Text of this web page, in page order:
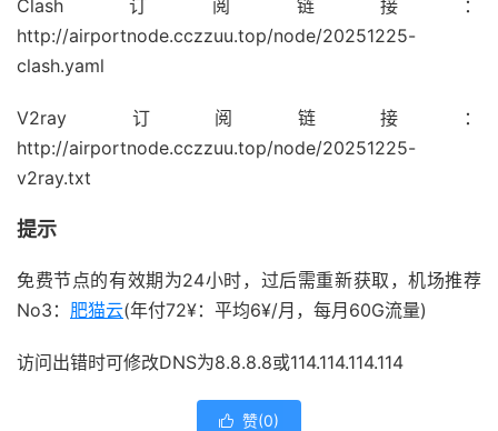
Clash订阅链接：
http://airportnode.cczzuu.top/node/20251225-
clash.yaml
V2ray订阅链接：
http://airportnode.cczzuu.top/node/20251225-
v2ray.txt
提示
免费节点的有效期为24小时，过后需重新获取，机场推荐
No3： 肥猫云(年付72¥：平均6¥/月，每月60G流量)
访问出错时可修改DNS为8.8.8.8或114.114.114.114
 赞(0)